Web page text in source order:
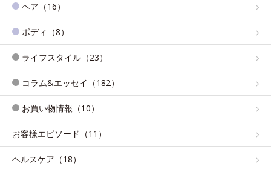
ヘア（16）
ボディ（8）
ライフスタイル（23）
コラム&エッセイ（182）
お買い物情報（10）
お客様エピソード（11）
ヘルスケア（18）